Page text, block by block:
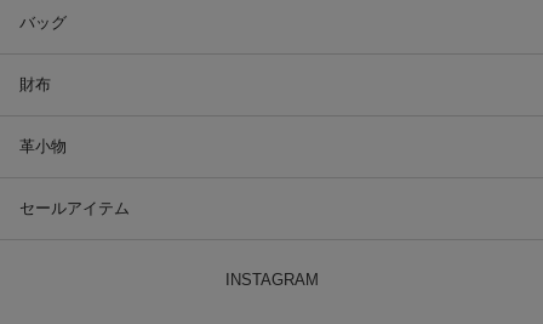
バッグ
財布
革小物
セールアイテム
INSTAGRAM